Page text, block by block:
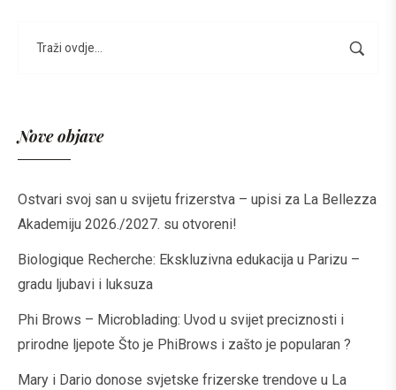
Nove objave
Ostvari svoj san u svijetu frizerstva – upisi za La Bellezza
Akademiju 2026./2027. su otvoreni!
Biologique Recherche: Ekskluzivna edukacija u Parizu –
gradu ljubavi i luksuza
Phi Brows – Microblading: Uvod u svijet preciznosti i
prirodne ljepote Što je PhiBrows i zašto je popularan ?
Mary i Dario donose svjetske frizerske trendove u La